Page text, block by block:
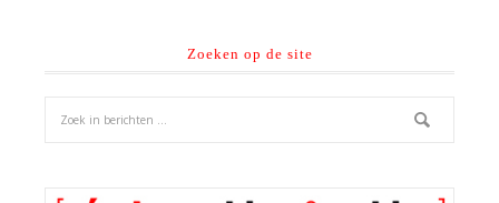
Zoeken op de site